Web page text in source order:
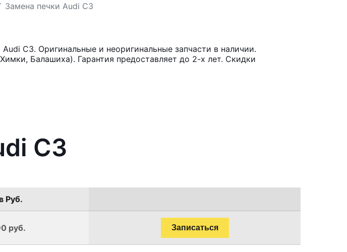
Замена печки Audi С3
С3. Оригинальные и неоригинальные запчасти в наличии.
Балашиха). Гарантия предоставляет до 2-х лет. Скидки
С3
Руб.
руб. Записаться